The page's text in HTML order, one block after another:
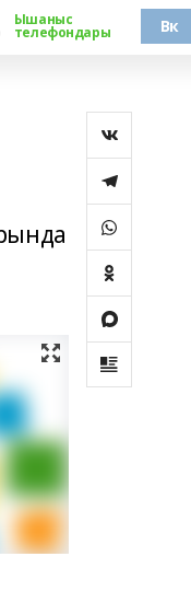
Ышаныс
телефондары Вк